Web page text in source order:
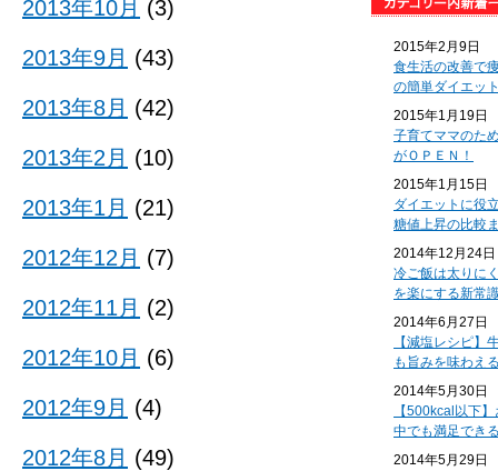
2015年2月9日
食生活の改善で
の簡単ダイエッ
2015年1月19日
子育てママのた
がＯＰＥＮ！
2015年1月15日
ダイエットに役
糖値上昇の比較
2014年12月24日
冷ご飯は太りに
を楽にする新常
2014年6月27日
【減塩レシピ】
も旨みを味わえ
2014年5月30日
【500kcal以下
中でも満足でき
2014年5月29日
2013年10月 (3)
2013年9月 (43)
2013年8月 (42)
2013年2月 (10)
2013年1月 (21)
2012年12月 (7)
2012年11月 (2)
2012年10月 (6)
2012年9月 (4)
2012年8月 (49)